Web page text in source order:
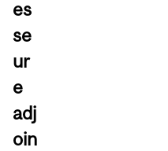
es
se
ur
e
adj
oin